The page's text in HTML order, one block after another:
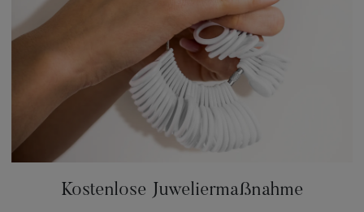
Kostenlose Juweliermaßnahme